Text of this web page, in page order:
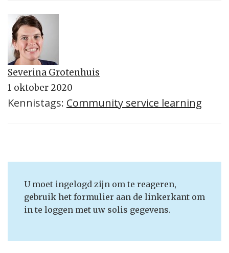
Severina Grotenhuis
1 oktober 2020
Kennistags: Community service learning
U moet ingelogd zijn om te reageren,
gebruik het formulier aan de linkerkant om
in te loggen met uw solis gegevens.